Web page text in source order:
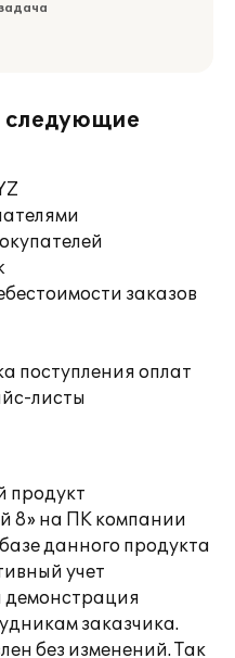
следующие
заказов
поступления оплат
листы
продукт
8» на ПК компании
данного продукта
учет
демонстрация
заказчика.
без изменений. Так